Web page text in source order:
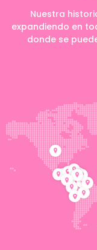
Nuestra
expandiendo en
donde se